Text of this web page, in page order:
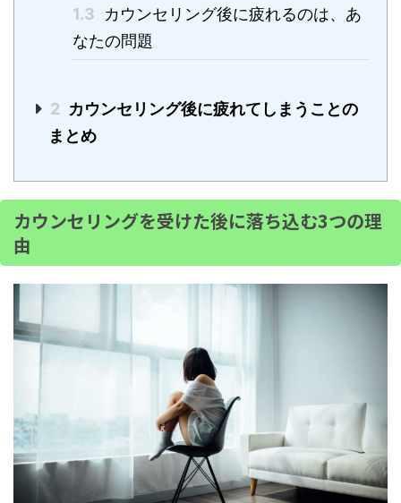
1.3
カウンセリング後に疲れるのは、あ
なたの問題
2 カウンセリング後に疲れてしまうことの
まとめ
カウンセリングを受けた後に落ち込む3つの理
由